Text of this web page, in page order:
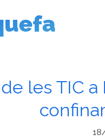
de les TIC